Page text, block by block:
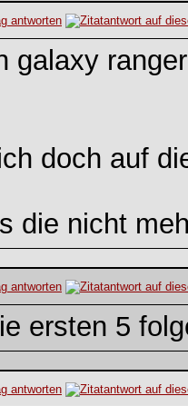
galaxy
doch auf
die nicht
ersten 5